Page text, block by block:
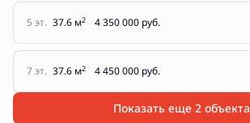
5 эт. 37.6 м2 4 350 000 руб.
7 эт. 37.6 м2 4 450 000 руб.
Показать еще 2 объектa